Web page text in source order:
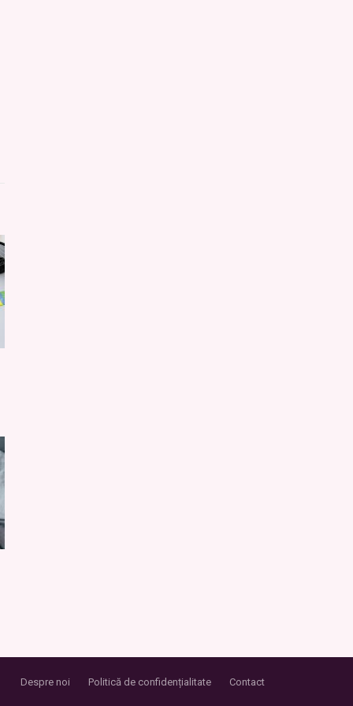
Despre noi Politică de confidențialitate Contact